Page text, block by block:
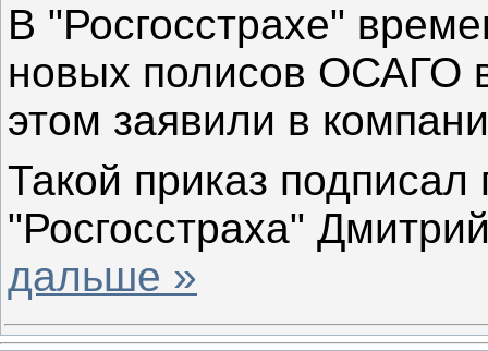
В "Росгосстрахе"
новых полисов ОСАГО
этом заявили в
Такой приказ
"Росгосстраха"
дальше »